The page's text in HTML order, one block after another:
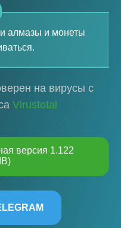
алмазы и монеты
на вирусы с
Virustotal
версия 1.122